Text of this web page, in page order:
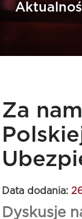
Za
Data dodania:
Dyskusje